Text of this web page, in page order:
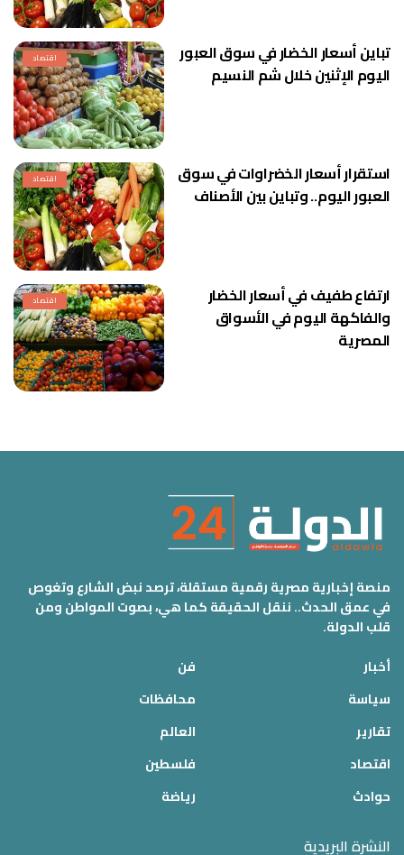
اقتصاد
تباين أسعار الخضار في سوق العبور
اليوم الإثنين خلال شم النسيم
اقتصاد
استقرار أسعار الخضراوات في سوق
العبور اليوم.. وتباين بين الأصناف
اقتصاد
ارتفاع طفيف في أسعار الخضار
والفاكهة اليوم في الأسواق
المصرية
منصة إخبارية مصرية رقمية مستقلة، ترصد نبض الشارع وتغوص
في عمق الحدث.. ننقل الحقيقة كما هي، بصوت المواطن ومن
قلب الدولة.
أخبار
سياسة
تقارير
اقتصاد
حوادث
فن
محافظات
العالم
فلسطين
رياضة
النشرة البريدية